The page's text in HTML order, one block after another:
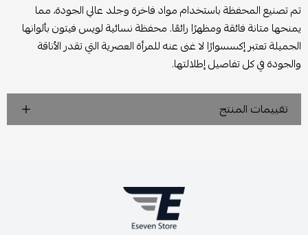
تم تصنيع المحفظة باستخدام مواد فاخرة وجلد عالي الجودة، مما
يمنحها متانة فائقة ومظهرًا رائعًا. محفظة نسائية لويس فيتون بألوانها
الجميلة تعتبر إكسسوارًا لا غنى عنه للمرأة العصرية التي تقدر الأناقة
والجودة في كل تفاصيل إطلالتها.
تقييمات المنتج